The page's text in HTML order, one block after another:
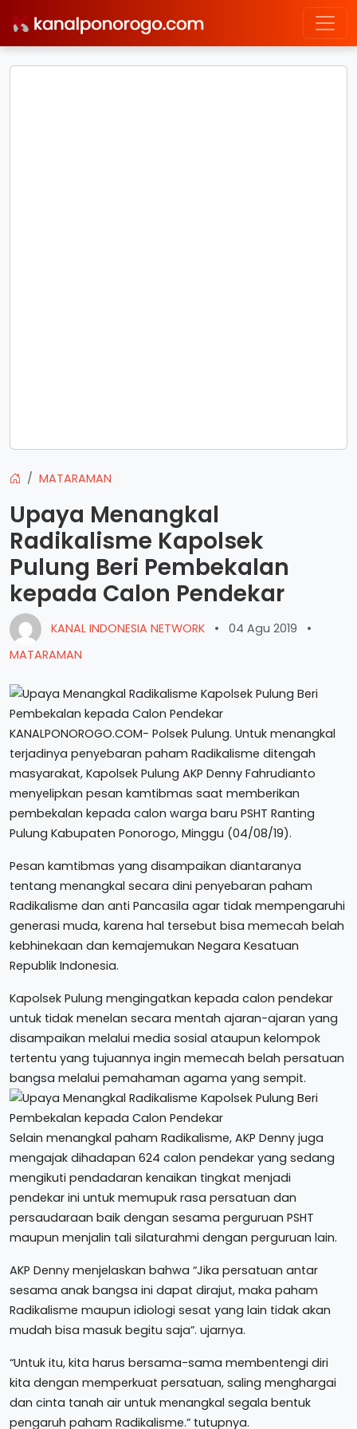
MATARAMAN
Upaya Menangkal
Radikalisme Kapolsek
Pulung Beri Pembekalan
kepada Calon Pendekar
KANAL INDONESIA NETWORK • 04 Agu 2019
•
MATARAMAN
KANALPONOROGO.COM- Polsek Pulung. Untuk menangkal
terjadinya penyebaran paham Radikalisme ditengah
masyarakat, Kapolsek Pulung AKP Denny Fahrudianto
menyelipkan pesan kamtibmas saat memberikan
pembekalan kepada calon warga baru PSHT Ranting
Pulung Kabupaten Ponorogo, Minggu (04/08/19).
Pesan kamtibmas yang disampaikan diantaranya
tentang menangkal secara dini penyebaran paham
Radikalisme dan anti Pancasila agar tidak mempengaruhi
generasi muda, karena hal tersebut bisa memecah belah
kebhinekaan dan kemajemukan Negara Kesatuan
Republik Indonesia.
Kapolsek Pulung mengingatkan kepada calon pendekar
untuk tidak menelan secara mentah ajaran-ajaran yang
disampaikan melalui media sosial ataupun kelompok
tertentu yang tujuannya ingin memecah belah persatuan
bangsa melalui pemahaman agama yang sempit.
Selain menangkal paham Radikalisme, AKP Denny juga
mengajak dihadapan 624 calon pendekar yang sedang
mengikuti pendadaran kenaikan tingkat menjadi
pendekar ini untuk memupuk rasa persatuan dan
persaudaraan baik dengan sesama perguruan PSHT
maupun menjalin tali silaturahmi dengan perguruan lain.
AKP Denny menjelaskan bahwa “Jika persatuan antar
sesama anak bangsa ini dapat dirajut, maka paham
Radikalisme maupun idiologi sesat yang lain tidak akan
mudah bisa masuk begitu saja”. ujarnya.
“Untuk itu, kita harus bersama-sama membentengi diri
kita dengan memperkuat persatuan, saling menghargai
dan cinta tanah air untuk menangkal segala bentuk
pengaruh paham Radikalisme.” tutupnya.